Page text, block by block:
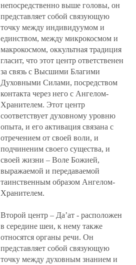
непосредственно выше головы, он
представляет собой связующую
точку между индивидуумом и
единством, между микрокосмом и
макрокосмом, оккультная традиция
гласит, что этот центр ответственен
за связь с Высшими Благими
Духовными Силами, посредством
контакта через него с Ангелом-
Хранителем. Этот центр
соответствует духовному уровню
опыта, и его активация связана с
отречением от своей воли, и
подчиненим своего существа, и
своей жизни – Воле Божией,
выражаемой и передаваемой
таинственным образом Ангелом-
Хранителем.
Второй центр – Да’ат - расположен
в середине шеи, к нему также
относятся органы речи. Он
представляет собой связующую
точку между духовным знанием и